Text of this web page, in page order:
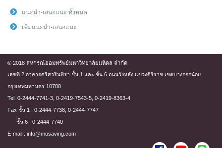
แนะนำ-เสนอแนะ ทั้งหมด
เพิ่มแนะนำ-เสนอแนะ
© 2018 สหกรณ์ออมทรัพย์มหาวิทยาลัยมหิดล จำกัด
เลขที่ 2 อาคารศรีสวรินทิรา ชั้น 1 และ ชั้น 6 ถนนวังหลัง แขวงศิริราช เขตบางกอกน้อย
กรุงเทพมหานคร 10700
Tel. 0-2444-7741-3, 0-2419-7543-5, 0-2419-8363-4
Fax ชั้น 1 : 0-2444-7738, 0-2444-7747
ชั้น 6 : 0-2444-7740
E-mail : info@musaving.com